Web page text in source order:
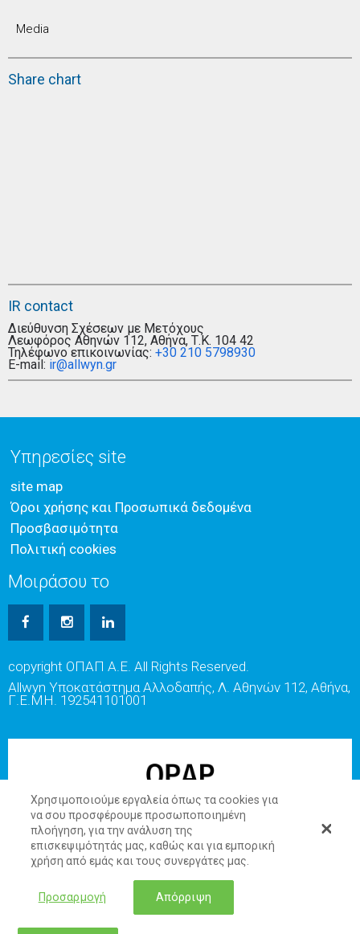
Media
Share chart
IR contact
Διεύθυνση Σχέσεων με Μετόχους
Λεωφόρος Αθηνών 112, Αθήνα, Τ.Κ. 104 42
Τηλέφωνο επικοινωνίας: +30 210 5798930
E-mail: ir@allwyn.gr
Υπηρεσίες site
site map
Όροι χρήσης και Προσωπικά δεδομένα
Προσβασιμότητα
Πολιτική cookies
Μοιράσου το
copyright ΟΠΑΠ Α.Ε. All Rights Reserved.
Allwyn Υποκατάστημα Αλλοδαπής, Λ. Αθηνών 112, Αθήνα,
Γ.Ε.ΜΗ. 192541101001
Χρησιμοποιούμε εργαλεία όπως τα cookies για
να σου προσφέρουμε προσωποποιημένη
πλοήγηση, για την ανάλυση της
επισκεψιμότητάς μας, καθώς και για εμπορική
χρήση από εμάς και τους συνεργάτες μας.
Προσαρμογή Απόρριψη